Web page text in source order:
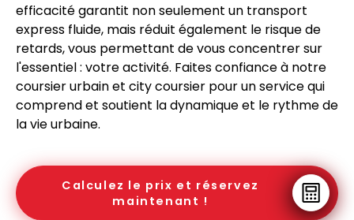
efficacité garantit non seulement un transport
express fluide, mais réduit également le risque de
retards, vous permettant de vous concentrer sur
l'essentiel : votre activité. Faites confiance à notre
coursier urbain et city coursier pour un service qui
comprend et soutient la dynamique et le rythme de
la vie urbaine.
Calculez le prix et réservez
maintenant !